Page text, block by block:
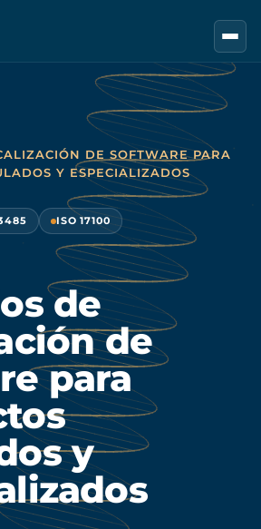
DE SOFTWARE PARA
Y ESPECIALIZADOS
ISO 17100
de
de
para
y